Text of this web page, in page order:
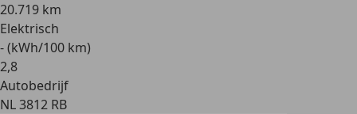
20.719 km
Elektrisch
- (kWh/100 km)
2,8
Autobedrijf
NL 3812 RB